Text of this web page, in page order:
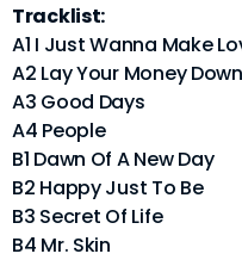
Tracklist:
A1 I Just Wanna Make
A2 Lay Your Money Down
A3 Good Days
A4 People
B1 Dawn Of A New Day
B2 Happy Just To Be
B3 Secret Of Life
B4 Mr. Skin